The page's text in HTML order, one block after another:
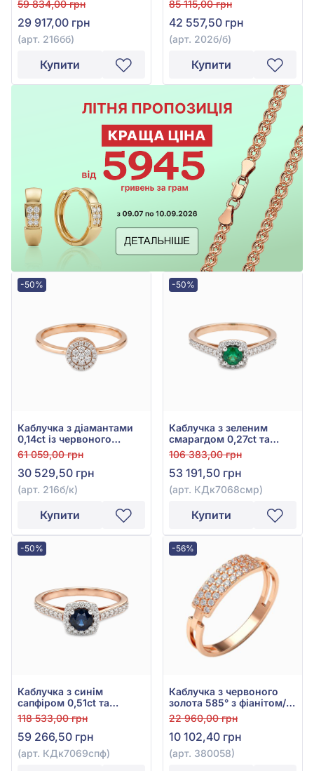
59 834,00 грн
29 917,00 грн
(арт. 216бб)
Купити
202б/б
85 115,00 грн
42 557,50 грн
(арт. 202б/б)
Купити
-50%
Каблучка з діамантами
0,14ct із червоного
золота 585°, арт. 216б/к
61 059,00 грн
30 529,50 грн
(арт. 216б/к)
Купити
-50%
Каблучка з зеленим
смарагдом 0,27ct та
діамантом 0,29ct з
червоного золота 585°,
арт. КДк7068смр
106 383,00 грн
53 191,50 грн
(арт. КДк7068смр)
Купити
-50%
Каблучка з синім
сапфіром 0,51ct та
діамантом 0,35ct із
червоного золота 585°,
арт. КДк7069спф
118 533,00 грн
59 266,50 грн
(арт. КДк7069спф)
-56%
Каблучка з червоного
золота 585° з фіанітом/
куб.цирконієм, арт.
380058
22 960,00 грн
10 102,40 грн
(арт. 380058)